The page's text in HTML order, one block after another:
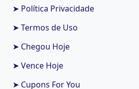
➤ Política Privacidade
➤ Termos de Uso
➤ Chegou Hoje
➤ Vence Hoje
➤ Cupons For You